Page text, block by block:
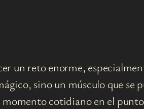
un reto enorme,
sino un músculo que
cotidiano en el